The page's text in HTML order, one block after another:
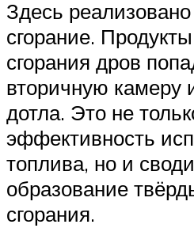
Здесь
сгорание.
сгорания дров
вторичную камеру
дотла. Это не
эффективность
топлива, но и
образование
сгорания.